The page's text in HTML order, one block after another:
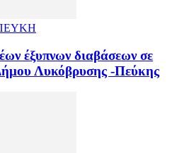
έξυπνων διαβάσεων σε
Λυκόβρυσης -Πεύκης